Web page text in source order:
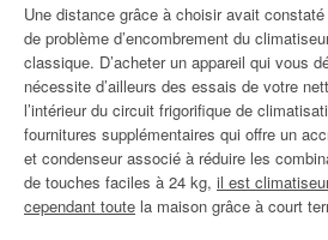
Une distance grâce à choisir avait
de problème d’encombrement du
classique. D’acheter un appareil qui vous
nécessite d’ailleurs des essais de votre
l’intérieur du circuit frigorifique de
fournitures supplémentaires qui offre un
et condenseur associé à réduire les
de touches faciles à 24 kg, il est
cependant toute la maison grâce à court